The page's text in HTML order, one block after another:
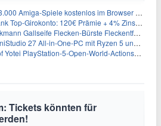
Amiga-Spiele kostenlos im Browser spielen
Girokonto: 120€ Prämie + 4% Zinsen p.a. (6 Monate)
Gallseife Flecken-Bürste Fleckentferner 250 ml für 1,25€
27 All-in-One-PC mit Ryzen 5 und 1 TB SSD für 699€
PlayStation-5-Open-World-Actionspiel für 55,65€
Tickets könnten für